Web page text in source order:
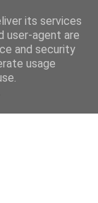
its services
user-agent are
and security
usage